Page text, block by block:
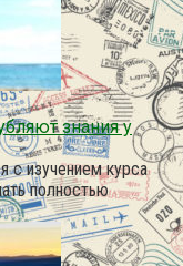
знания у
с изучением курса
полностью